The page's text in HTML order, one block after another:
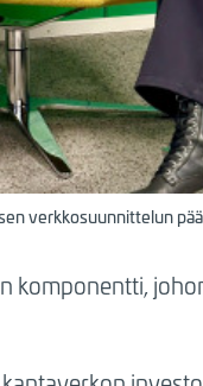
verkkosuunnittelun
komponentti,